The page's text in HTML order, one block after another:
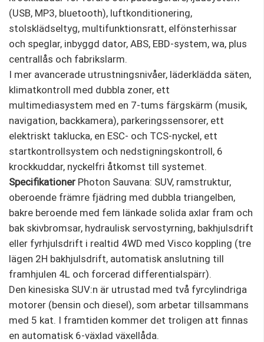
(USB, MP3, bluetooth), luftkonditionering,
stolsklädseltyg, multifunktionsratt, elfönsterhissar
och speglar, inbyggd dator, ABS, EBD-system, wa, plus
centrallås och fabrikslarm.
I mer avancerade utrustningsnivåer, läderklädda säten,
klimatkontroll med dubbla zoner, ett
multimediasystem med en 7-tums färgskärm (musik,
navigation, backkamera), parkeringssensorer, ett
elektriskt taklucka, en ESC- och TCS-nyckel, ett
startkontrollsystem och nedstigningskontroll, 6
krockkuddar, nyckelfri åtkomst till systemet.
Specifikationer Photon Sauvana: SUV, ramstruktur,
oberoende främre fjädring med dubbla triangelben,
bakre beroende med fem länkade solida axlar fram och
bak skivbromsar, hydraulisk servostyrning, bakhjulsdrift
eller fyrhjulsdrift i realtid 4WD med Visco koppling (tre
lägen 2H bakhjulsdrift, automatisk anslutning till
framhjulen 4L och forcerad differentialspärr).
Den kinesiska SUV:n är utrustad med två fyrcylindriga
motorer (bensin och diesel), som arbetar tillsammans
med 5 kat. I framtiden kommer det troligen att finnas
en automatisk 6-växlad växellåda.